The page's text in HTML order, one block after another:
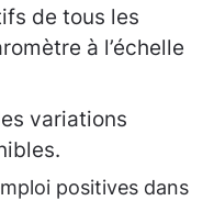
de tous les
à l’échelle
variations
positives dans